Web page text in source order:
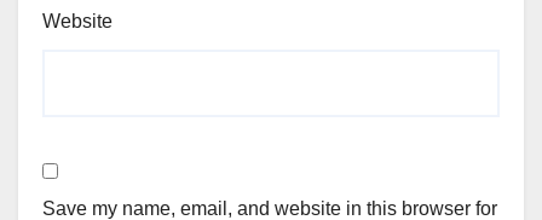
Website
Save my name, email, and website in this browser for